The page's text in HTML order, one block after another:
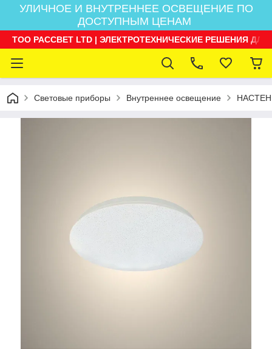
УЛИЧНОЕ И ВНУТРЕННЕЕ ОСВЕЩЕНИЕ ПО
ДОСТУПНЫМ ЦЕНАМ
ТОО РАССВЕТ LTD | ЭЛЕКТРОТЕХНИЧЕСКИЕ РЕШЕНИЯ
Световые приборы Внутреннее освещение